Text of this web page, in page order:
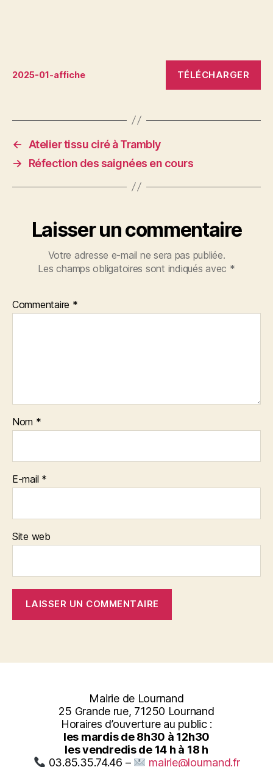
2025-01-affiche TÉLÉCHARGER
←
Atelier tissu ciré à Trambly
→
Réfection des saignées en cours
Laisser un commentaire
Votre adresse e-mail ne sera pas publiée.
Les champs obligatoires sont indiqués avec *
Commentaire *
Nom *
E-mail *
Site web
Mairie de Lournand
25 Grande rue, 71250 Lournand
Horaires d’ouverture au public :
les mardis de 8h30 à 12h30
les vendredis de 14 h à 18 h
03.85.35.74.46 –
mairie@lournand.fr